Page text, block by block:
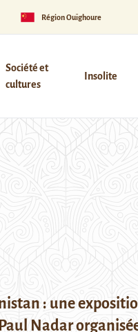
Région Ouïghoure
Société et
cultures
Insolite
: une
Nadar